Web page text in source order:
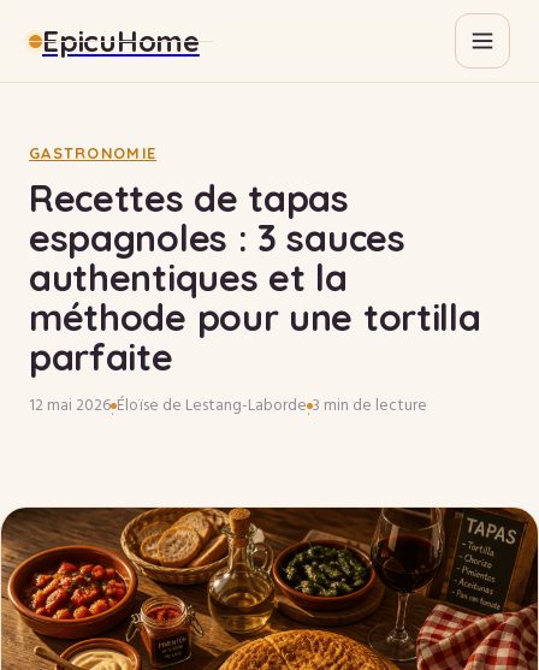
EpicuHome
Gastronomie
Maison
Bricolage
Immobilier
GASTRONOMIE
Recettes de tapas
espagnoles : 3 sauces
authentiques et la
méthode pour une tortilla
parfaite
12 mai 2026·Éloïse de Lestang-Laborde·3 min de lecture